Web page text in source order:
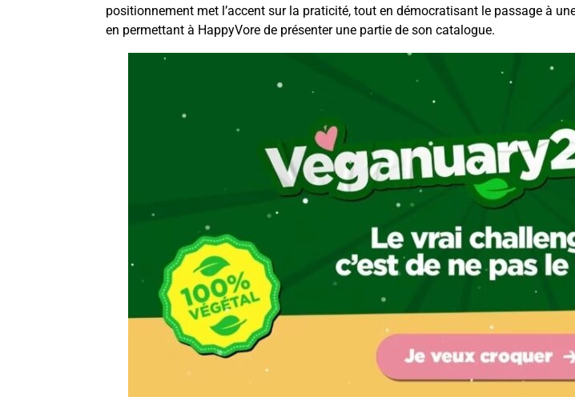
positionnement met l’accent sur la praticité, tout en démocratisant le passage à
en permettant à HappyVore de présenter une partie de son catalogue.